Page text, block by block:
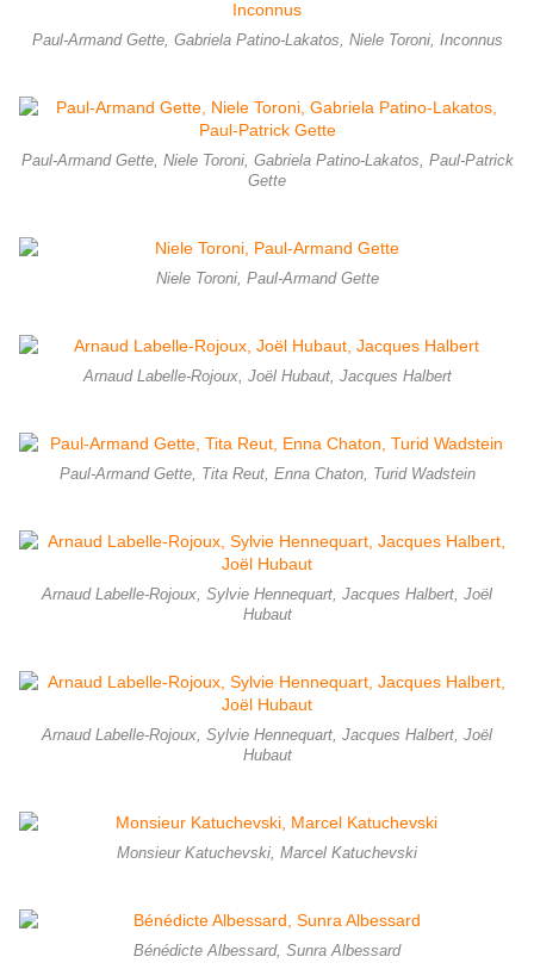
Paul-Armand Gette, Gabriela Patino-Lakatos, Niele Toroni, Inconnus
Paul-Armand Gette, Niele Toroni, Gabriela Patino-Lakatos, Paul-Patrick
Gette
Niele Toroni, Paul-Armand Gette
Arnaud Labelle-Rojoux, Joël Hubaut, Jacques Halbert
Paul-Armand Gette, Tita Reut, Enna Chaton, Turid Wadstein
Arnaud Labelle-Rojoux, Sylvie Hennequart, Jacques Halbert, Joël
Hubaut
Arnaud Labelle-Rojoux, Sylvie Hennequart, Jacques Halbert, Joël
Hubaut
Monsieur Katuchevski, Marcel Katuchevski
Bénédicte Albessard, Sunra Albessard